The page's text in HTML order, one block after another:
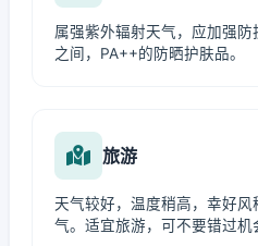
属强紫外辐射天气，应加强
之间，PA++的防晒护肤品。
旅游
天气较好，温度稍高，幸好
气。适宜旅游，可不要错过机